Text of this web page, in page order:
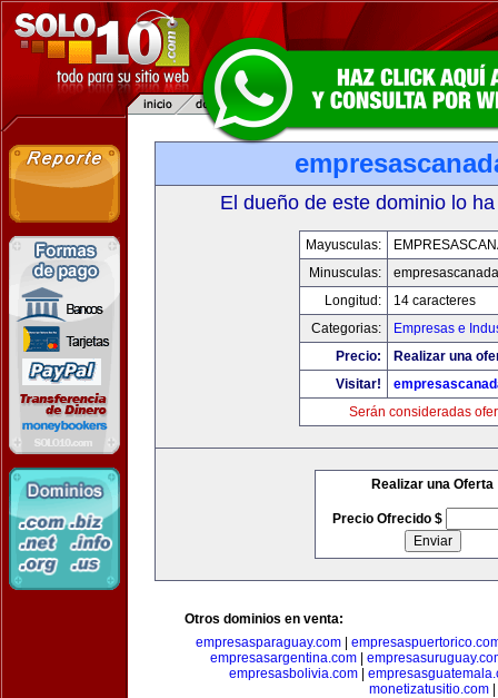
El dueño de este dominio lo
Mayusculas:
Minusculas:
Longitud:
14 caracteres
Categorias:
Empresas e
Precio:
Realizar una
Visitar!
Serán consideradas
Realizar una Oferta
Precio Ofrecido $
Otros dominios en venta:
empresasparaguay.com|
empresasargentina.com|
empresasbolivia.com
monetizatusitio.com